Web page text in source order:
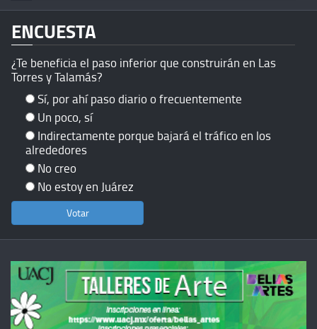
ENCUESTA
¿Te beneficia el paso inferior que construirán en Las
Torres y Talamás?
Sí, por ahí paso diario o frecuentemente
Un poco, sí
Indirectamente porque bajará el tráfico en los
alrededores
No creo
No estoy en Juárez